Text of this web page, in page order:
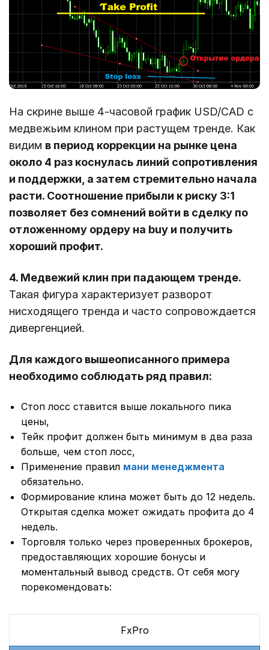
На скрине выше 4-часовой график USD/CAD с
медвежьим клином при растущем тренде. Как
видим в период коррекции на рынке цена
около 4 раз коснулась линий сопротивления
и поддержки, а затем стремительно начала
расти. Соотношение прибыли к риску 3:1
позволяет без сомнений войти в сделку по
отложенному ордеру на buy и получить
хороший профит.
4. Медвежий клин при падающем тренде.
Такая фигура характеризует разворот
нисходящего тренда и часто сопровождается
дивергенцией.
Для каждого вышеописанного примера
необходимо соблюдать ряд правил:
Стоп лосс ставится выше локального пика
цены,
Тейк профит должен быть минимум в два раза
больше, чем стоп лосс,
Применение правил мани менеджмента
обязательно.
Формирование клина может быть до 12 недель.
Открытая сделка может ожидать профита до 4
недель.
Торговля только через проверенных брокеров,
предоставляющих хорошие бонусы и
моментальный вывод средств. От себя могу
порекомендовать:
FxPro